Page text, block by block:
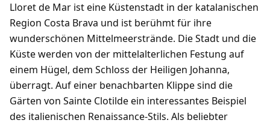
Lloret de Mar ist eine Küstenstadt in der katalanischen
Region Costa Brava und ist berühmt für ihre
wunderschönen Mittelmeerstrände. Die Stadt und die
Küste werden von der mittelalterlichen Festung auf
einem Hügel, dem Schloss der Heiligen Johanna,
überragt. Auf einer benachbarten Klippe sind die
Gärten von Sainte Clotilde ein interessantes Beispiel
des italienischen Renaissance-Stils. Als beliebter